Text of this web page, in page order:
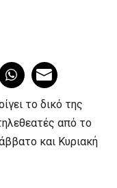
το δικό της
από το
και Κυριακή